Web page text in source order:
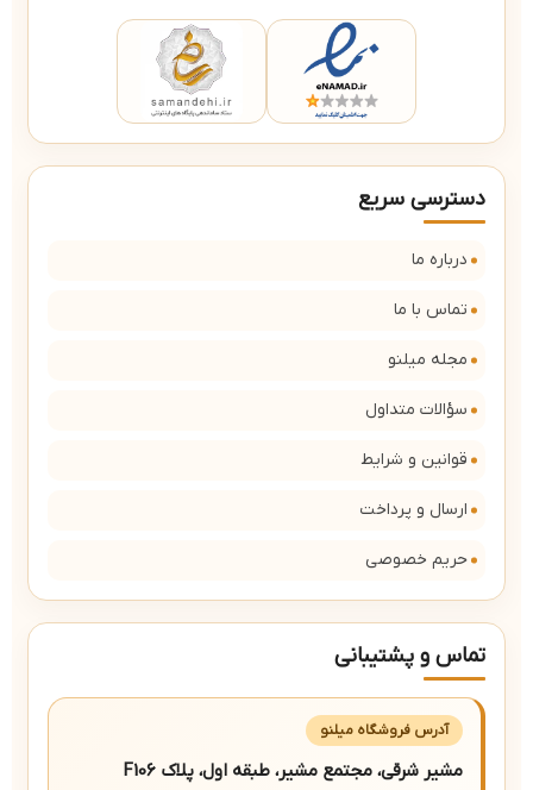
دسترسی سریع
درباره ما
تماس با ما
مجله میلنو
سؤالات متداول
قوانین و شرایط
ارسال و پرداخت
حریم خصوصی
تماس و پشتیبانی
آدرس فروشگاه میلنو
مشیر شرقی، مجتمع مشیر، طبقه اول، پلاک F106